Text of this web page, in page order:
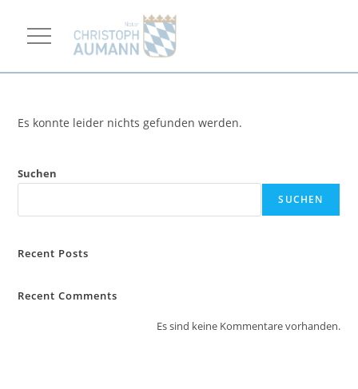
Es konnte leider nichts gefunden werden.
Suchen
SUCHEN
Recent Posts
Recent Comments
Es sind keine Kommentare vorhanden.